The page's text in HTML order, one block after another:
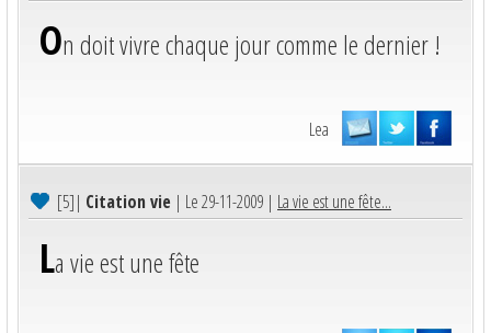
On doit vivre chaque jour comme le dernier !
Lea
[5]| Citation vie | Le 29-11-2009 | La vie est une fête...
La vie est une fête